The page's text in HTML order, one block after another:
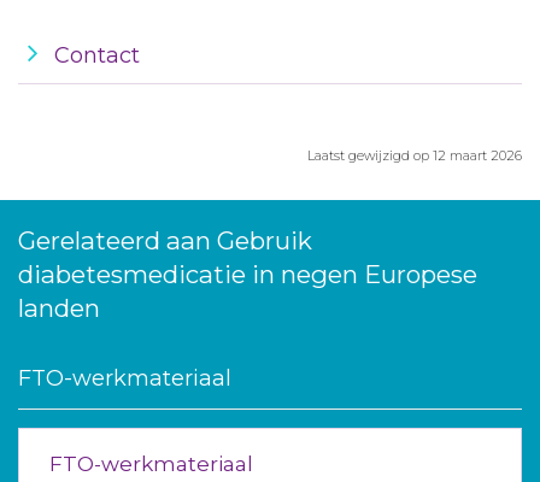
Contact
Laatst gewijzigd op 12 maart 2026
Gerelateerd aan Gebruik
diabetesmedicatie in negen Europese
landen
FTO-werkmateriaal
FTO-werkmateriaal